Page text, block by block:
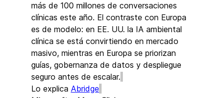
más de 100 millones de conversaciones
clínicas este año. El contraste con Europa
es de modelo: en EE. UU. la IA ambiental
clínica se está convirtiendo en mercado
masivo, mientras en Europa se priorizan
guías, gobernanza de datos y despliegue
seguro antes de escalar.
Lo explica Abridge